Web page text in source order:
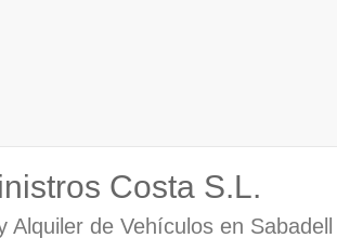
Costa S.L.
Alquiler de Vehículos en Sabadell